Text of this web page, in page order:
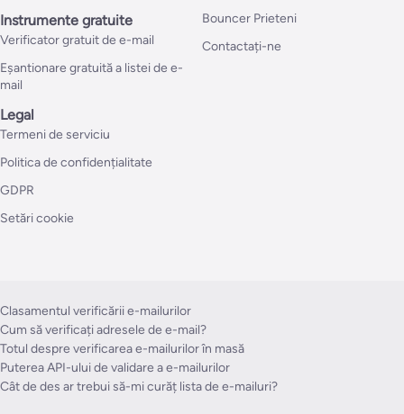
Instrumente gratuite
Verificator gratuit de e-mail
Eșantionare gratuită a listei de e-
mail
Bouncer Prieteni
Contactați-ne
Legal
Termeni de serviciu
Politica de confidențialitate
GDPR
Setări cookie
Clasamentul verificării e-mailurilor
Cum să verificați adresele de e-mail?
Totul despre verificarea e-mailurilor în masă
Puterea API-ului de validare a e-mailurilor
Cât de des ar trebui să-mi curăț lista de e-mailuri?